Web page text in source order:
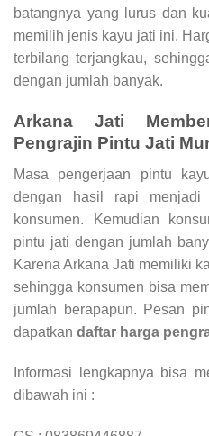
batangnya yang lurus dan
memilih jenis kayu jati ini.
terbilang terjangkau,
dengan jumlah banyak.
Arkana Jati
Pengrajin Pintu Jati
Masa pengerjaan pintu
dengan hasil rapi menjadi
konsumen. Kemudian
pintu jati dengan jumlah
Karena Arkana Jati memiliki
sehingga konsumen bisa
jumlah berapapun. Pesan
dapatkan daftar harga
Informasi lengkapnya bisa
dibawah ini :